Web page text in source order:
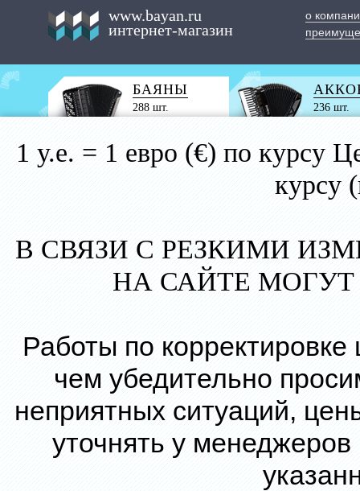
www.bayan.ru
интернет-магазин
о
БАЯНЫ
288 шт. 236 шт.
1 у.е. = 1 евро (€) по курсу
курсу
В СВЯЗИ С РЕЗКИМИ
НА САЙТЕ
Работы по
чем убедительно
неприятных ситуаций,
уточнять у